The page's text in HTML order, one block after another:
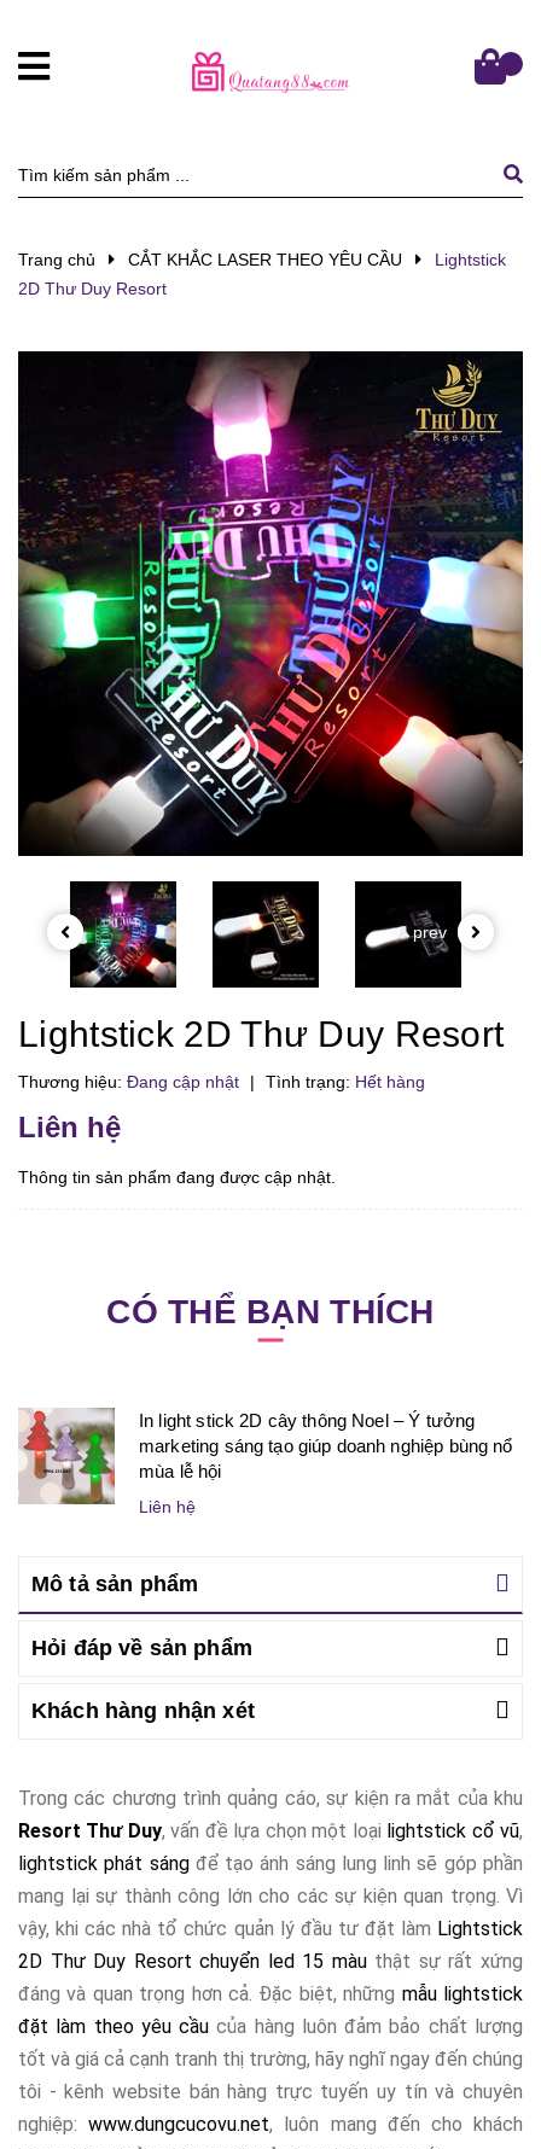
Trang chủ CẮT KHẮC LASER THEO YÊU CẦU
Lightstick
2D Thư Duy Resort
prev
Lightstick 2D Thư Duy Resort
Thương hiệu: Đang cập nhật | Tình trạng: Hết hàng
Liên hệ
Thông tin sản phẩm đang được cập nhật.
CÓ THỂ BẠN THÍCH
In light stick 2D cây thông Noel – Ý tưởng
marketing sáng tạo giúp doanh nghiệp bùng nổ
mùa lễ hội
Liên hệ
Mô tả sản phẩm
Hỏi đáp về sản phẩm
Khách hàng nhận xét
Trong các chương trình quảng cáo, sự kiện ra mắt của khu
Resort Thư Duy, vấn đề lựa chọn một loại lightstick cổ vũ,
lightstick phát sáng để tạo ánh sáng lung linh sẽ góp phần
mang lại sự thành công lớn cho các sự kiện quan trọng. Vì
vậy, khi các nhà tổ chức quản lý đầu tư đặt làm Lightstick
2D Thư Duy Resort chuyển led 15 màuthật sự rất xứng
đáng và quan trọng hơn cả. Đặc biệt, những mẫu lightstick
đặt làm theo yêu cầu của hàng luôn đảm bảo chất lượng
tốt và giá cả cạnh tranh thị trường, hãy nghĩ ngay đến chúng
tôi - kênh website bán hàng trực tuyến uy tín và chuyên
nghiệp:www.dungcucovu.net, luôn mang đến cho khách